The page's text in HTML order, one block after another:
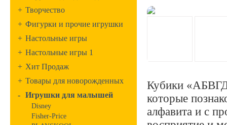
+ Творчество
+ Фигурки и прочие игрушки
+ Настольные игры
+ Настольные игры 1
+ Хит Продаж
+ Товары для новорожденных
- Игрушки для малышей
Disney
Fisher-Price
Кубики
которые
алфавита и с